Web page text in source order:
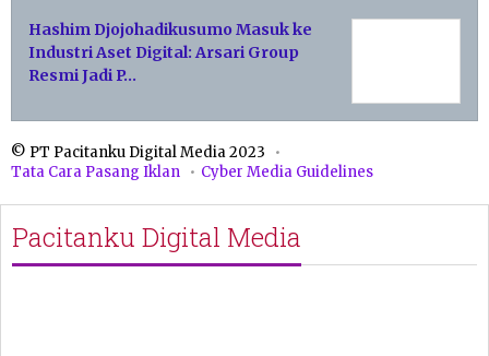
Hashim Djojohadikusumo Masuk ke
Industri Aset Digital: Arsari Group
Resmi Jadi P…
© PT Pacitanku Digital Media 2023
Tata Cara Pasang Iklan
Cyber Media Guidelines
Pacitanku Digital Media